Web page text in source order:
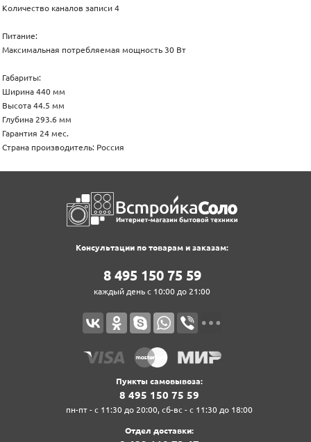
Количество каналов записи 4
Питание:
Максимальная потребляемая мощность 30 Вт
Габариты:
Ширина 440 мм
Высота 44.5 мм
Глубина 293.6 мм
Гарантия 24 мес.
Страна производитель: Россия
Консультации по товарам и заказам:
8‍ 4‍9‍5‍ 1‍5‍0‍ 7‍5‍ 5‍9‍
каждый день с 10:00 до 21:00
Пункты самовывоза:
8‍ 4‍9‍5‍ 1‍5‍0‍ 7‍5‍ 5‍9‍
пн-пт - с 11:30 до 20:00, сб-вс - с 11:30 до 18:00
Отдел доставки: